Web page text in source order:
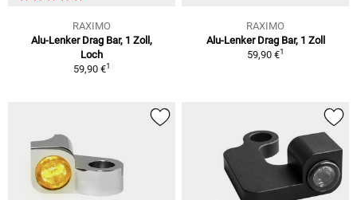
RAXIMO
Alu-Lenker Drag Bar, 1 Zoll,
Loch
59,90 €1
RAXIMO
Alu-Lenker Drag Bar, 1 Zoll
59,90 €1